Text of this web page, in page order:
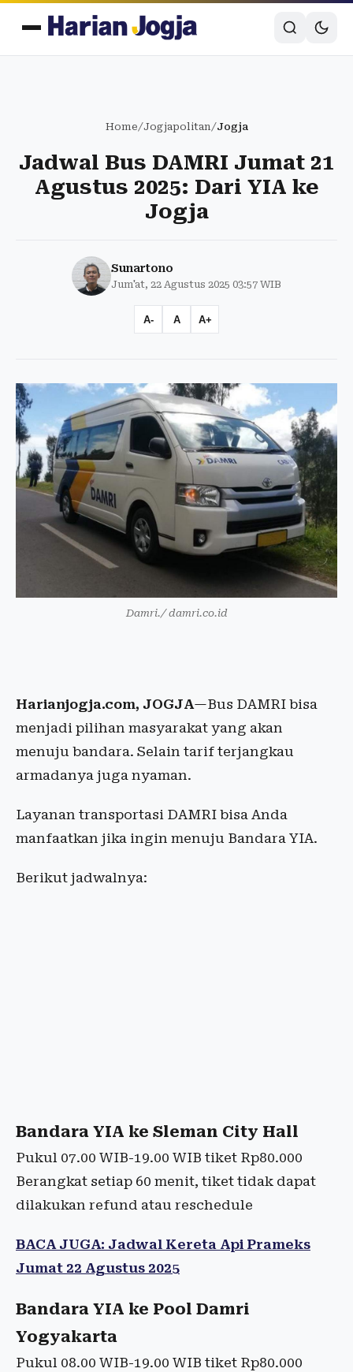
Home/Jogjapolitan/Jogja
Jadwal Bus DAMRI Jumat 21
Agustus 2025: Dari YIA ke
Jogja
Sunartono
Jum'at, 22 Agustus 2025 03:57 WIB
A- A A+
Damri./ damri.co.id
Harianjogja.com, JOGJA—Bus DAMRI bisa
menjadi pilihan masyarakat yang akan
menuju bandara. Selain tarif terjangkau
armadanya juga nyaman.
Layanan transportasi DAMRI bisa Anda
manfaatkan jika ingin menuju Bandara YIA.
Berikut jadwalnya:
Bandara YIA ke Sleman City Hall
Pukul 07.00 WIB-19.00 WIB tiket Rp80.000
Berangkat setiap 60 menit, tiket tidak dapat
dilakukan refund atau reschedule
BACA JUGA: Jadwal Kereta Api Prameks
Jumat 22 Agustus 2025
Bandara YIA ke Pool Damri
Yogyakarta
Pukul 08.00 WIB-19.00 WIB tiket Rp80.000